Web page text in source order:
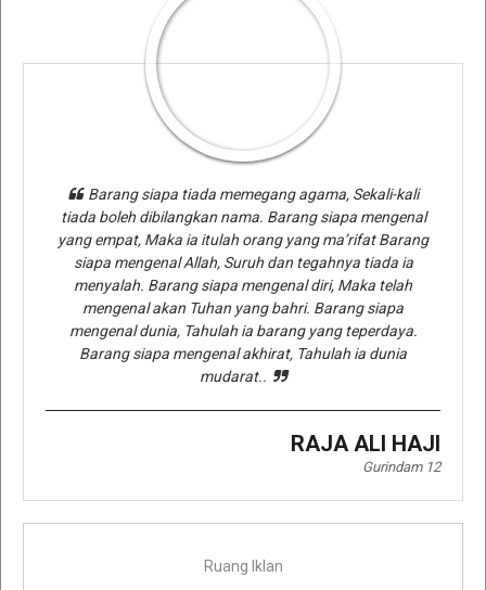
Barang siapa tiada memegang agama, Sekali-kali
tiada boleh dibilangkan nama. Barang siapa mengenal
yang empat, Maka ia itulah orang yang ma’rifat Barang
siapa mengenal Allah, Suruh dan tegahnya tiada ia
menyalah. Barang siapa mengenal diri, Maka telah
mengenal akan Tuhan yang bahri. Barang siapa
mengenal dunia, Tahulah ia barang yang teperdaya.
Barang siapa mengenal akhirat, Tahulah ia dunia
mudarat..
RAJA ALI HAJI
Gurindam 12
Ruang Iklan